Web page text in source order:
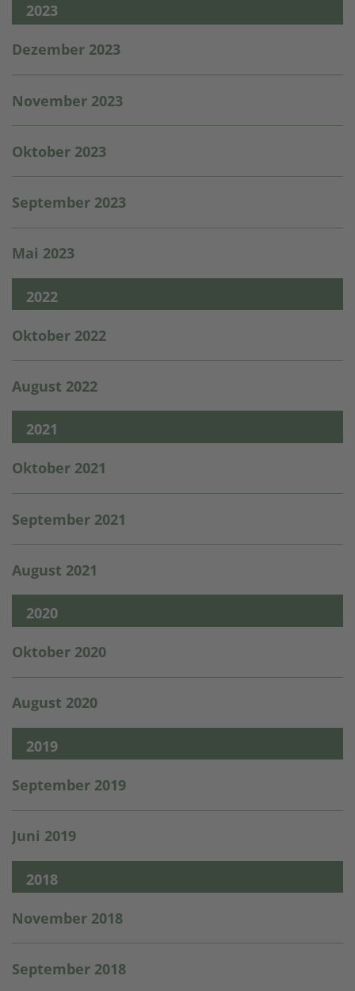
2023
Dezember 2023
November 2023
Oktober 2023
September 2023
Mai 2023
2022
Oktober 2022
August 2022
2021
Oktober 2021
September 2021
August 2021
2020
Oktober 2020
August 2020
2019
September 2019
Juni 2019
2018
November 2018
September 2018